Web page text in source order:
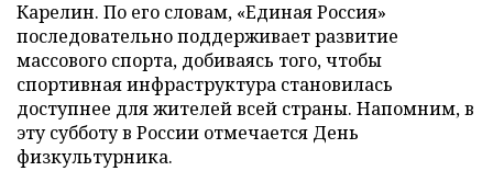
Карелин. По его словам, «Единая Россия»
последовательно поддерживает развитие
массового спорта, добиваясь того, чтобы
спортивная инфраструктура становилась
доступнее для жителей всей страны. Напомним, в
эту субботу в России отмечается День
физкультурника.